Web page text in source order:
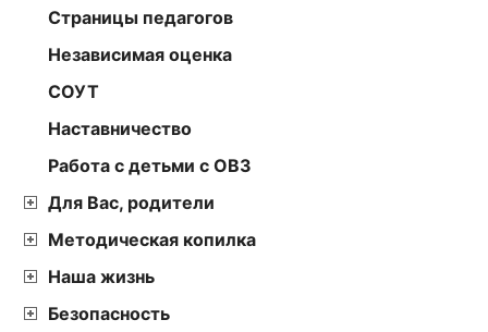
Страницы педагогов
Независимая оценка
СОУТ
Наставничество
Работа с детьми с ОВЗ
Для Вас, родители
Методическая копилка
Наша жизнь
Безопасность